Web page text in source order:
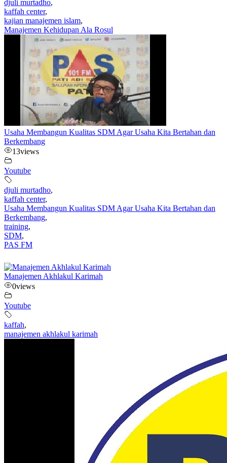
djuli murtadho,
kaffah center,
kajian manajemen islam,
Manajemen Kehidupan Ala Rosul
Usaha Membangun Kualitas SDM Agar Usaha Kita Bertahan dan
Berkembang
13views
Youtube
djuli murtadho,
kaffah center,
Usaha Membangun Kualitas SDM Agar Usaha Kita Bertahan dan
Berkembang,
training,
SDM,
PAS FM
Manajemen Akhlakul Karimah
0views
Youtube
kaffah,
manajemen akhlakul karimah